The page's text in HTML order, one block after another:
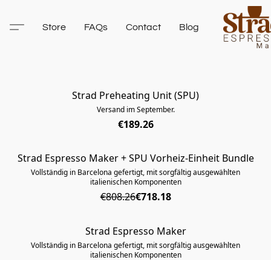
Store FAQs Contact Blog
Strad Preheating Unit (SPU)
Versand im September.
€189.26
AUSVERKAUFT
Strad Espresso Maker + SPU Vorheiz-Einheit Bundle
Vollständig in Barcelona gefertigt, mit sorgfältig ausgewählten
italienischen Komponenten
€808.26€718.18
Strad Espresso Maker
Vollständig in Barcelona gefertigt, mit sorgfältig ausgewählten
italienischen Komponenten